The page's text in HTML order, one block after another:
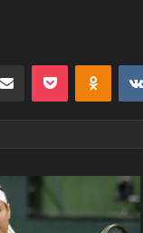
Odnoklassniki
‫Pocket
دورة
ميامي:
جابر